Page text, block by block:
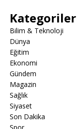
Kategoriler
Bilim & Teknoloji
Dünya
Eğitim
Ekonomi
Gündem
Magazin
Sağlık
Siyaset
Son Dakika